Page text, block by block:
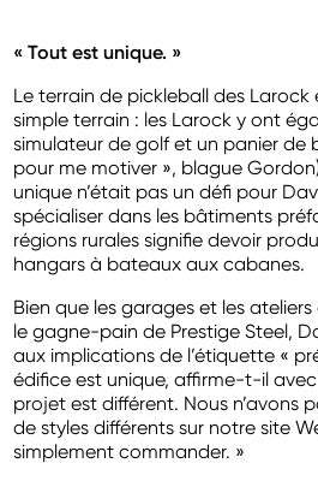
« Tout est unique. »
Le terrain de pickleball des Larock
simple terrain : les Larock y ont
simulateur de golf et un panier de
pour me motiver », blague
unique n’était pas un défi pour
spécialiser dans les bâtiments
régions rurales signifie devoir
hangars à bateaux aux cabanes.
Bien que les garages et les
le gagne-pain de Prestige Steel,
aux implications de l’étiquette «
édifice est unique, affirme-t-il
projet est différent. Nous n’avons
de styles différents sur notre site
simplement commander. »